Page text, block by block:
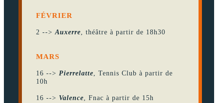
FÉVRIER
2 -->Auxerre , théâtre à partir de 18h30
MARS
16 --> Pierrelatte , Tennis Club à partir de
10h
16 --> Valence , Fnac à partir de 15h